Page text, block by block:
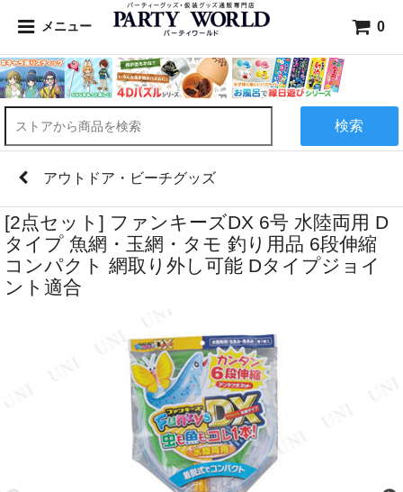
メニュー 0
検索
アウトドア・ビーチグッズ
[2点セット] ファンキーズDX 6号 水陸両用 D
タイプ 魚網・玉網・タモ 釣り用品 6段伸縮
コンパクト 網取り外し可能 Dタイプジョイ
ント適合